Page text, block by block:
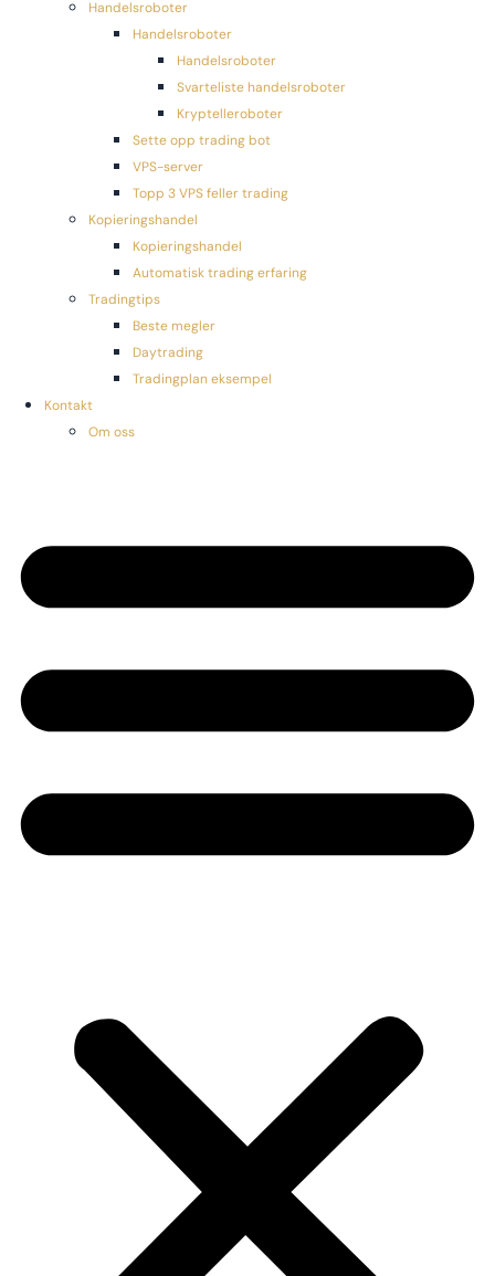
Handelsroboter
Handelsroboter
Handelsroboter
Svarteliste handelsroboter
Kryptelleroboter
Sette opp trading bot
VPS-server
Topp 3 VPS feller trading
Kopieringshandel
Kopieringshandel
Automatisk trading erfaring
Tradingtips
Beste megler
Daytrading
Tradingplan eksempel
Kontakt
Om oss